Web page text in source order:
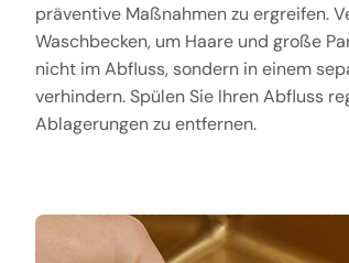
präventive Maßnahmen zu ergreifen.
Waschbecken, um Haare und große
nicht im Abfluss, sondern in einem
verhindern. Spülen Sie Ihren Abfluss
Ablagerungen zu entfernen.